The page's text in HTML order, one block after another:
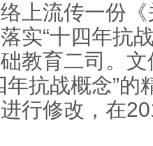
上流传一份
实“十四年抗
教育二司。
年抗战概念”
行修改，在